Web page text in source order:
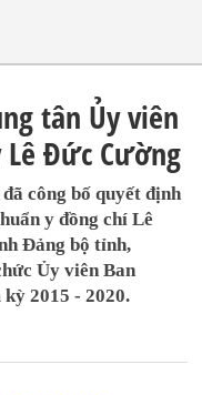
tân Ủy viên
Đức Cường
công bố quyết định
y đồng chí Lê
Đảng bộ tỉnh,
Ủy viên Ban
2015 - 2020.